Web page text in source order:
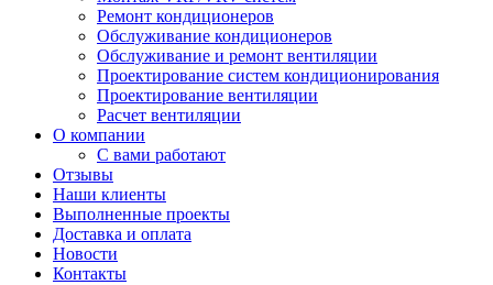
Ремонт кондиционеров
Обслуживание кондиционеров
Обслуживание и ремонт вентиляции
Проектирование систем кондиционирования
Проектирование вентиляции
Расчет вентиляции
О компании
С вами работают
Отзывы
Наши клиенты
Выполненные проекты
Доставка и оплата
Новости
Контакты